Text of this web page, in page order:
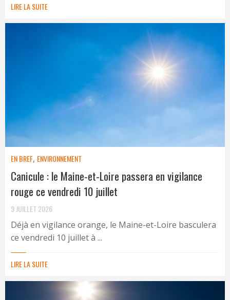
LIRE LA SUITE
EN BREF, ENVIRONNEMENT
Canicule : le Maine-et-Loire passera en vigilance
rouge ce vendredi 10 juillet
9 JUILLET 2026
Déjà en vigilance orange, le Maine-et-Loire basculera
ce vendredi 10 juillet à ...
LIRE LA SUITE